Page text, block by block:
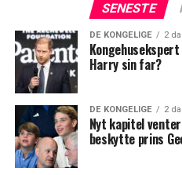
SENESTE
DE KONGELIGE 2
Harry sin far?
DE KONGELIGE 2
Nyt kapitel
beskytte prins